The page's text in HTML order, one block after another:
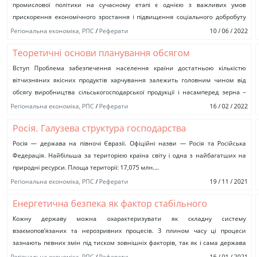
промислової політики на сучасному етапі є однією з важливих умов
прискорення економічного зростання і підвищення соціального добробуту
Українського народу. При...
Регіональна економіка, РПС /Реферати 10 / 06 / 2022
Теоретичні основи планування обсягом
виробництва зерна
Вступ Проблема забезпечення населення країни достатньою кількістю
вітчизняних якісних продуктів харчування залежить головним чином від
обсягу виробництва сільськогосподарської продукції і насамперед зерна –
важливого виду продовольчих ресурсів, цінної сировини...
Регіональна економіка, РПС /Реферати 16 / 02 / 2022
Росія. Галузева структура господарства
Росія — держава на півночі Євразії. Офіційні назви — Росія та Російська
Федерація. Найбільша за територією країна світу і одна з найбагатших на
природні ресурси. Площа території: 17,075 млн....
Регіональна економіка, РПС /Реферати 19 / 11 / 2021
Енергетична безпека як фактор стабільного
розвитку регіональної економіки
Кожну державу можна охарактеризувати як складну систему
взаємопов’язаних та нерозривних процесів. З плином часу ці процеси
зазнають певних змін під тиском зовнішніх факторів, так як і сама держава
є...